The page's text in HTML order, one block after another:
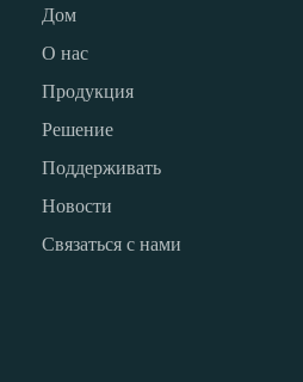
Дом
О нас
Продукция
Решение
Поддерживать
Новости
Связаться с нами